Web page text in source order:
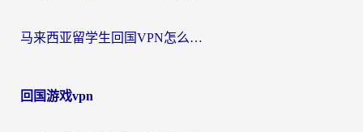
马来西亚留学生回国VPN怎么选？3个避坑点+1款实测好用的加速器推荐
回国游戏vpn